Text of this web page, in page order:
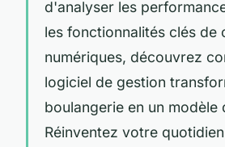
d'analyser les
les fonctionnalités clés de
numériques, découvrez
logiciel de gestion
boulangerie en un
Réinventez votre